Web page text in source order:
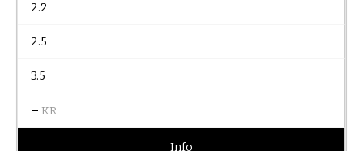
2.2
2.5
3.5
– KR
Info